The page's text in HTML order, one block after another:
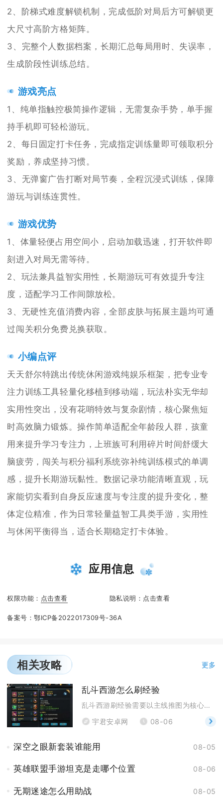
2、阶梯式难度解锁机制，完成低阶对局后方可解锁更
大尺寸高阶方格矩阵。
3、完整个人数据档案，长期汇总每局用时、失误率，
生成阶段性训练总结。
游戏亮点
1、纯单指触控极简操作逻辑，无需复杂手势，单手握
持手机即可轻松游玩。
2、每日固定打卡任务，完成指定训练量即可领取积分
奖励，养成坚持习惯。
3、无弹窗广告打断对局节奏，全程沉浸式训练，保障
游玩与训练连贯性。
游戏优势
1、体量轻便占用空间小，启动加载迅速，打开软件即
刻进入对局无需等待。
2、玩法兼具益智实用性，长期游玩可有效提升专注
度，适配学习工作间隙放松。
3、无硬性充值消费内容，全部皮肤与拓展主题均可通
过闯关积分免费兑换获取。
小编点评
天天舒尔特跳出传统休闲游戏纯娱乐框架，把专业专
注力训练工具轻量化移植到移动端，玩法朴实无华却
实用性突出，没有花哨特效与复杂剧情，核心聚焦短
时高效脑力锻炼。操作简单适配全年龄段人群，孩童
用来提升学习专注力，上班族可利用碎片时间舒缓大
脑疲劳，闯关与积分福利系统弥补纯训练模式的单调
感，提升长期游玩黏性。数据记录功能清晰直观，玩
家能切实看到自身反应速度与专注度的提升变化，整
体定位精准，作为日常轻量益智工具类手游，实用性
与休闲平衡得当，适合长期稳定打卡体验。
应用信息
权限功能： 点击查看 隐私说明： 点击查看
备案号：鄂ICP备2022017309号-36A
相关攻略 更多
乱斗西游怎么刷经验
乱斗西游刷经验需要以主线推图为核心，搭配日常固定玩
宇君安卓网
08-06
深空之眼新套装谁能用 08-05
英雄联盟手游坦克是走哪个位置 08-06
无期迷途怎么用助战 08-05